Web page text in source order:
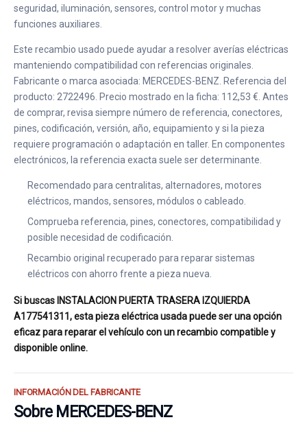
seguridad, iluminación, sensores, control motor y muchas
funciones auxiliares.
Este recambio usado puede ayudar a resolver averías eléctricas
manteniendo compatibilidad con referencias originales.
Fabricante o marca asociada: MERCEDES-BENZ. Referencia del
producto: 2722496. Precio mostrado en la ficha: 112,53 €. Antes
de comprar, revisa siempre número de referencia, conectores,
pines, codificación, versión, año, equipamiento y si la pieza
requiere programación o adaptación en taller. En componentes
electrónicos, la referencia exacta suele ser determinante.
Recomendado para centralitas, alternadores, motores
eléctricos, mandos, sensores, módulos o cableado.
Comprueba referencia, pines, conectores, compatibilidad y
posible necesidad de codificación.
Recambio original recuperado para reparar sistemas
eléctricos con ahorro frente a pieza nueva.
Si buscas INSTALACION PUERTA TRASERA IZQUIERDA
A177541311, esta pieza eléctrica usada puede ser una opción
eficaz para reparar el vehículo con un recambio compatible y
disponible online.
INFORMACIÓN DEL FABRICANTE
Sobre MERCEDES-BENZ